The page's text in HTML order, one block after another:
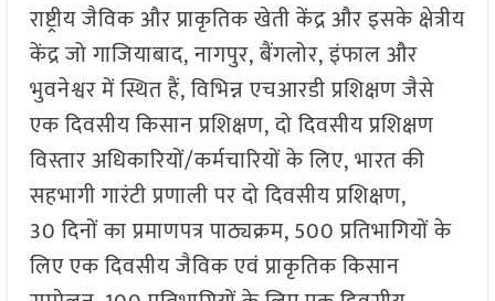
राष्ट्रीय जैविक और प्राकृतिक खेती केंद्र और इसके क्षेत्रीय
केंद्र जो गाजियाबाद, नागपुर, बैंगलोर, इंफाल और
भुवनेश्वर में स्थित हैं, विभिन्न एचआरडी प्रशिक्षण जैसे
एक दिवसीय किसान प्रशिक्षण, दो दिवसीय प्रशिक्षण
विस्तार अधिकारियों/कर्मचारियों के लिए, भारत की
सहभागी गारंटी प्रणाली पर दो दिवसीय प्रशिक्षण,
30 दिनों का प्रमाणपत्र पाठ्यक्रम, 500 प्रतिभागियों के
लिए एक दिवसीय जैविक एवं प्राकृतिक किसान